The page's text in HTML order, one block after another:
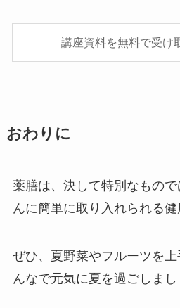
講座資料を無料で受け
おわりに
薬膳は、決して特別なもの
んに簡単に取り入れられる健
ぜひ、夏野菜やフルーツを
んなで元気に夏を過ごしまし